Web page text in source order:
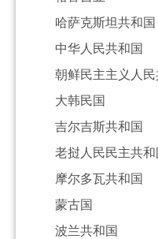
哈萨克斯坦共和国
中华人民共和国
朝鲜民主主义人
大韩民国
吉尔吉斯共和国
老挝人民民主共和
摩尔多瓦共和国
蒙古国
波兰共和国